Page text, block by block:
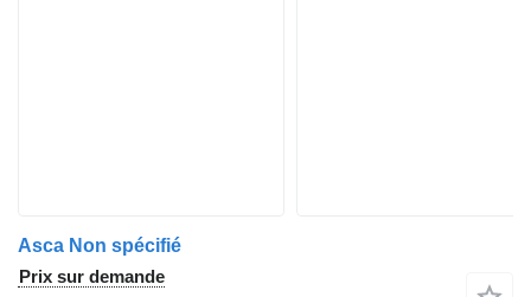
Asca Non spécifié
Prix sur demande